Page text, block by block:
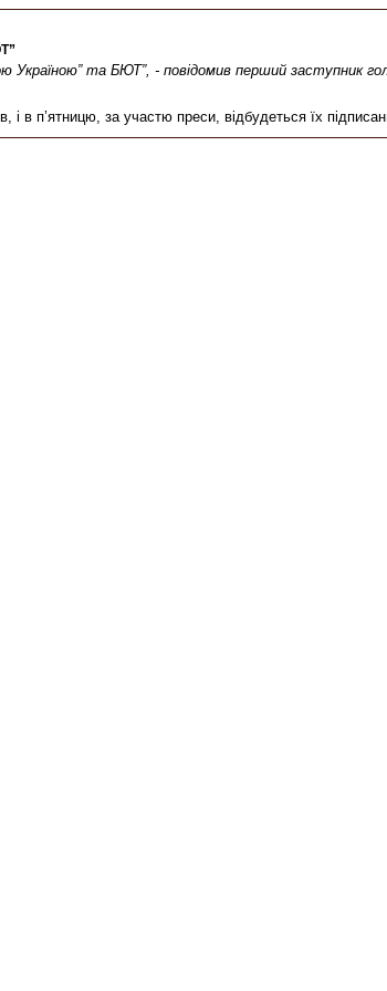
Україною” та БЮТ”, - повідомив перший заступник
в п’ятницю, за участю преси, відбудеться їх